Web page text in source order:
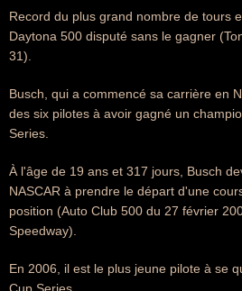
Record du plus grand nombre de tours
Daytona 500 disputé sans le gagner
31).
Busch, qui a commencé sa carrière en
des six pilotes à avoir gagné un
Series.
À l'âge de 19 ans et 317 jours, Busch
NASCAR à prendre le départ d'une
position (Auto Club 500 du 27 février
Speedway).
En 2006, il est le plus jeune pilote à se